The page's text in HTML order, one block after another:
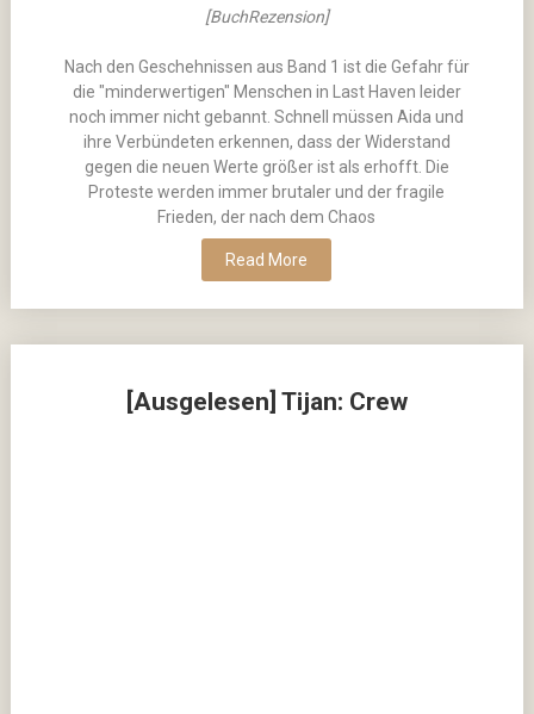
[BuchRezension]
Nach den Geschehnissen aus Band 1 ist die Gefahr für
die "minderwertigen" Menschen in Last Haven leider
noch immer nicht gebannt. Schnell müssen Aida und
ihre Verbündeten erkennen, dass der Widerstand
gegen die neuen Werte größer ist als erhofft. Die
Proteste werden immer brutaler und der fragile
Frieden, der nach dem Chaos
Read More
[Ausgelesen] Tijan: Crew